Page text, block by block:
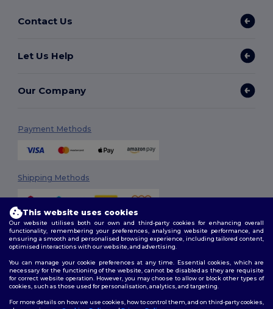
Contact Us
Let Us Help
Our Company
Payment Methods
Shipping Methods
Follow Us
This website uses cookies
Our website utilises both our own and third-party cookies for enhancing overall
functionality, remembering your preferences, analysing website performance, and
ensuring a smooth and personalised browsing experience, including tailored content,
optimised interactions with our website, and advertising.
You can manage your cookie preferences at any time. Essential cookies, which are
necessary for the functioning of the website, cannot be disabled as they are requisite
for correct website operation. However, you may choose to allow or block other types of
cookies, such as those used for personalisation, analytics, and targeting.
For more details on how we use cookies, how to control them, and on third-party cookies,